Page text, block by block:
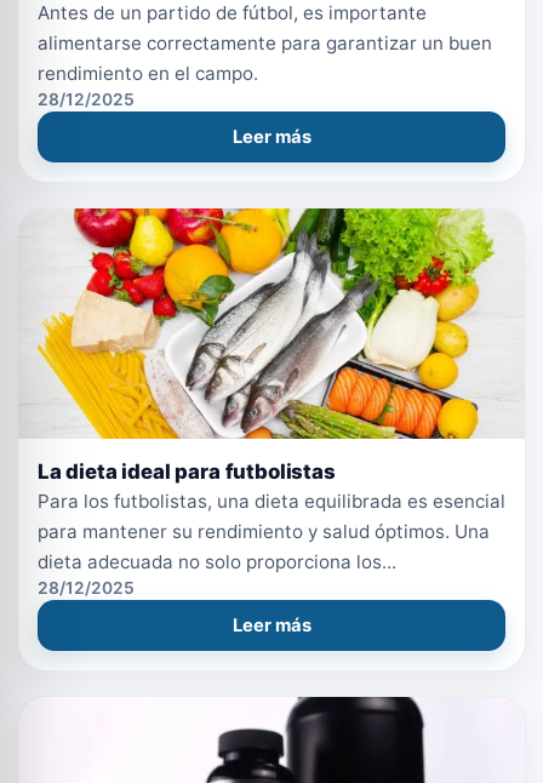
Antes de un partido de fútbol, es importante
alimentarse correctamente para garantizar un buen
rendimiento en el campo.
28/12/2025
Leer más
La dieta ideal para futbolistas
Para los futbolistas, una dieta equilibrada es esencial
para mantener su rendimiento y salud óptimos. Una
dieta adecuada no solo proporciona los...
28/12/2025
Leer más